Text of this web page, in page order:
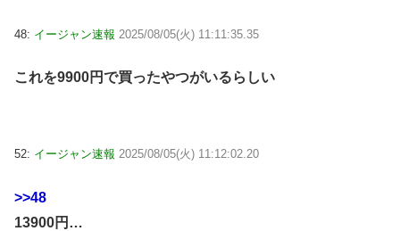
48: イージャン速報 2025/08/05(火) 11:11:35.35
これを9900円で買ったやつがいるらしい
52: イージャン速報 2025/08/05(火) 11:12:02.20
>>48
13900円…